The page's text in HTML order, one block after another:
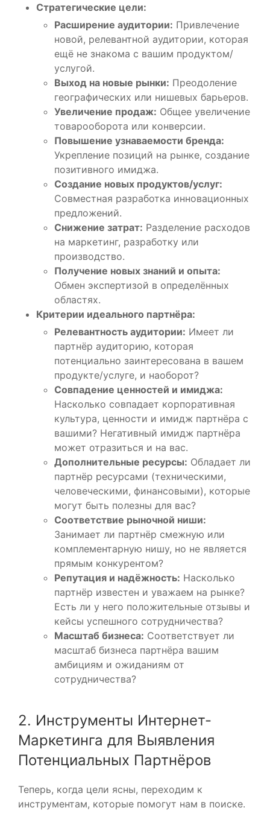
Стратегические цели:
Расширение аудитории: Привлечение
новой, релевантной аудитории, которая
ещё не знакома с вашим продуктом/
услугой.
Выход на новые рынки: Преодоление
географических или нишевых барьеров.
Увеличение продаж: Общее увеличение
товарооборота или конверсии.
Повышение узнаваемости бренда:
Укрепление позиций на рынке, создание
позитивного имиджа.
Создание новых продуктов/услуг:
Совместная разработка инновационных
предложений.
Снижение затрат: Разделение расходов
на маркетинг, разработку или
производство.
Получение новых знаний и опыта:
Обмен экспертизой в определённых
областях.
Критерии идеального партнёра:
Релевантность аудитории: Имеет ли
партнёр аудиторию, которая
потенциально заинтересована в вашем
продукте/услуге, и наоборот?
Совпадение ценностей и имиджа:
Насколько совпадает корпоративная
культура, ценности и имидж партнёра с
вашими? Негативный имидж партнёра
может отразиться и на вас.
Дополнительные ресурсы: Обладает ли
партнёр ресурсами (техническими,
человеческими, финансовыми), которые
могут быть полезны для вас?
Соответствие рыночной ниши:
Занимает ли партнёр смежную или
комплементарную нишу, но не является
прямым конкурентом?
Репутация и надёжность: Насколько
партнёр известен и уважаем на рынке?
Есть ли у него положительные отзывы и
кейсы успешного сотрудничества?
Масштаб бизнеса: Соответствует ли
масштаб бизнеса партнёра вашим
амбициям и ожиданиям от
сотрудничества?
2. Инструменты Интернет-
Маркетинга для Выявления
Потенциальных Партнёров
Теперь, когда цели ясны, переходим к
инструментам, которые помогут нам в поиске.